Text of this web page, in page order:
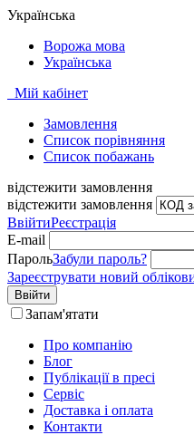
Українська
Ворожа мова
Українська
Мій кабінет
Замовлення
Cписок порівняння
Список побажань
відстежити замовлення
відстежити замовлення
ВвійтиРеєстрація
E-mail
ПарольЗабули пароль?
Зареєструвати новий
Ввійти
Запам'ятати
Про компанію
Блог
Публікації в пресі
Сервіс
Доставка і оплата
Контакти